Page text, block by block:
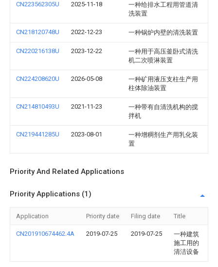
CN223562305U 2025-11-18
一种给排水工程用管道清
洗装置
CN218120748U 2022-12-23 一种锅炉内壁的清洗装置
CN220216138U 2023-12-22
一种用于高压釜卧式清洗
机二次喷淋装置
CN224208620U 2026-05-08
一种矿用液压支柱生产用
柱体除油装置
CN214810493U 2021-11-23
一种带有自清洗机构的搅
拌机
CN219441285U 2023-08-01
一种增稠剂生产用乳化装
置
Priority And Related Applications
Priority Applications (1)
Application Priority date Filing date Title
CN201910674462.4A 2019-07-25 2019-07-25
一种建筑
施工用的
清洁设备